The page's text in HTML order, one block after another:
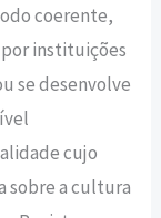
coerente,
por instituições
se desenvolve
cujo
sobre a cultura